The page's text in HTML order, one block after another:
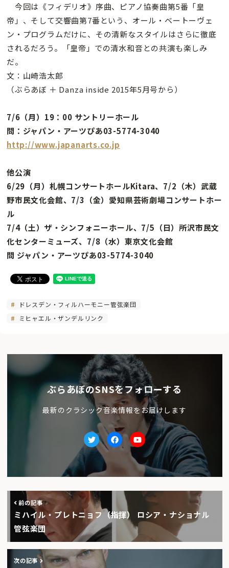
今回は《フィデリオ》序曲、ピアノ協奏曲第5番「皇
帝」、そして交響曲第7番という、オール・ベートーヴェ
ン・プログラムだけに、その清新なスタイルはさらに徹底
されるだろう。「皇帝」での清水和音との共演も楽しみ
だ。
文：山崎浩太郎
（ぶらあぼ ＋ Danza inside 2015年5月号から）
7/6（月）19：00 サントリーホール
問：ジャパン・アーツぴあ03-5774-3040
http://www.japanarts.co.jp
他公演
6/29（月）札幌コンサートホールKitara、7/2（木）武蔵
野市民文化会館、7/3（金）愛知県芸術劇場コンサートホー
ル
7/4（土）ザ・シンフォニーホール、7/5（日）所沢市民文
化センターミューズ、7/8（水）東京文化会館
問 ジャパン・アーツぴあ03-5774-3040
ドレスデン・フィルハーモニー管弦楽団
ミヒャエル・ザンデルリンク
ぶらあぼのSNSをフォローする
最新のクラシック音楽情報をお届けします
TwitterfacebookYoutube
前の記事
ミハイル・プレトニョフ（指揮） ロシア・ナショナル
管弦楽団
次の記事